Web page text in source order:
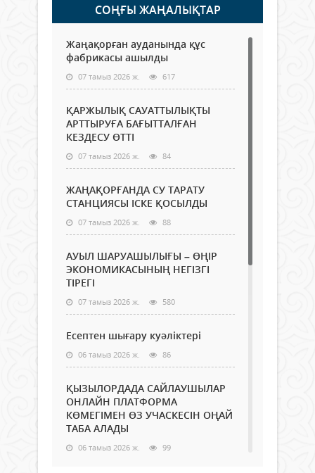
СОҢҒЫ ЖАҢАЛЫҚТАР
Жаңақорған ауданында құс
фабрикасы ашылды
07 тамыз 2026 ж. 617
ҚАРЖЫЛЫҚ САУАТТЫЛЫҚТЫ
АРТТЫРУҒА БАҒЫТТАЛҒАН
КЕЗДЕСУ ӨТТІ
07 тамыз 2026 ж. 84
ЖАҢАҚОРҒАНДА СУ ТАРАТУ
СТАНЦИЯСЫ ІСКЕ ҚОСЫЛДЫ
07 тамыз 2026 ж. 88
АУЫЛ ШАРУАШЫЛЫҒЫ – ӨҢІР
ЭКОНОМИКАСЫНЫҢ НЕГІЗГІ
ТІРЕГІ
07 тамыз 2026 ж. 580
Есептен шығару куәліктері
06 тамыз 2026 ж. 86
ҚЫЗЫЛОРДАДА САЙЛАУШЫЛАР
ОНЛАЙН ПЛАТФОРМА
КӨМЕГІМЕН ӨЗ УЧАСКЕСІН ОҢАЙ
ТАБА АЛАДЫ
06 тамыз 2026 ж. 99